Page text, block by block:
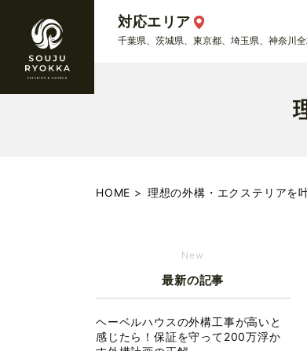
対応エリア
千葉県、茨城県、東京都、埼玉県、神奈川
HOME 理想の外構・エクステリアを
New
最新の記事
ヘーベルハウスの外構工事が高いと
感じたら！保証を守って200万浮か